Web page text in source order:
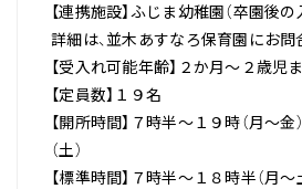
【連携施設】ふじま幼稚園（卒園後の
詳細は、並木あすなろ保育園にお問
【受入れ可能年齢】２か月～２歳児
【定員数】１９名
【開所時間】７時半～１９時（月～
（土）
【標準時間】７時半～１８時半（月～